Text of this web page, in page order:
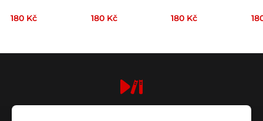
180 Kč 180 Kč 180 Kč